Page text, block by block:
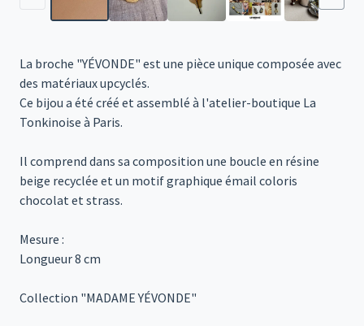
La broche "YÉVONDE" est une pièce unique composée avec
des matériaux upcyclés.
Ce bijou a été créé et assemblé à l'atelier-boutique La
Tonkinoise à Paris.
Il comprend dans sa composition une boucle en résine
beige recyclée et un motif graphique émail coloris
chocolat et strass.
Mesure :
Longueur 8 cm
Collection "MADAME YÉVONDE"